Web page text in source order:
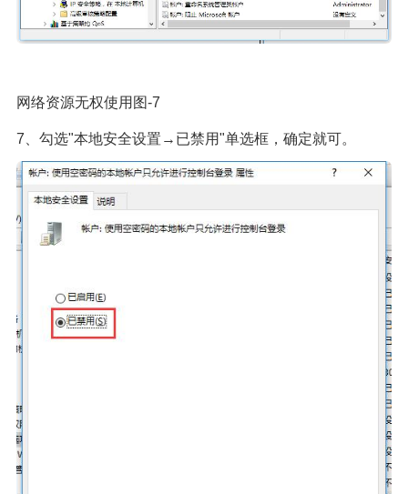
网络资源无权使用图-7
7、勾选"本地安全设置→已禁用"单选框，确定就可。